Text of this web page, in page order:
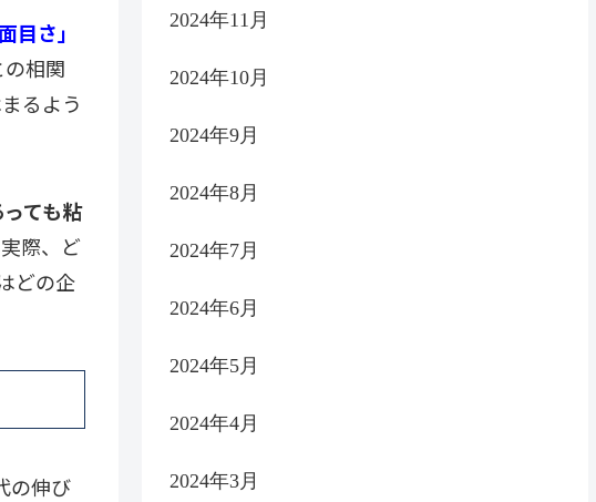
さ」
相関
るよう
ても粘
際、ど
どの企
の伸び
2024年11月
2024年10月
2024年9月
2024年8月
2024年7月
2024年6月
2024年5月
2024年4月
2024年3月